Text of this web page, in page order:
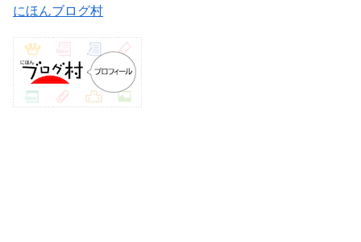
にほんブログ村